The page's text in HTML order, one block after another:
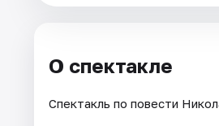
О спектакле
Спектакль по повести